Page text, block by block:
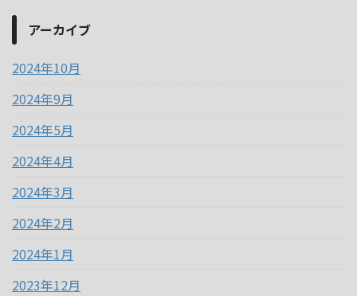
アーカイブ
2024年10月
2024年9月
2024年5月
2024年4月
2024年3月
2024年2月
2024年1月
2023年12月